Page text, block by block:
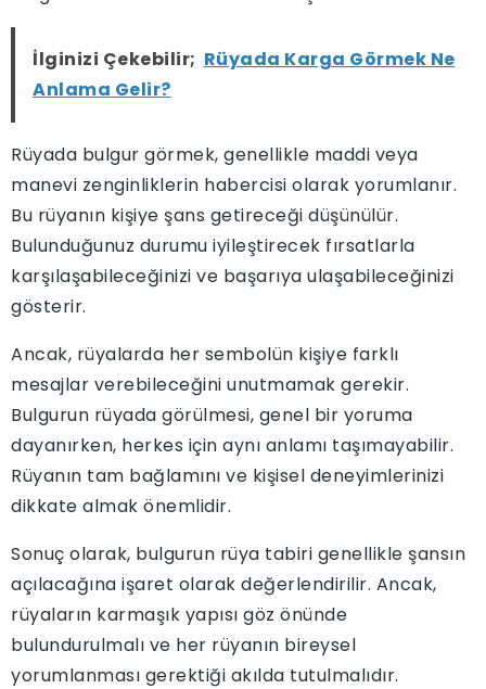
İlginizi Çekebilir; Rüyada Karga Görmek Ne
Anlama Gelir?
Rüyada bulgur görmek, genellikle maddi veya
manevi zenginliklerin habercisi olarak yorumlanır.
Bu rüyanın kişiye şans getireceği düşünülür.
Bulunduğunuz durumu iyileştirecek fırsatlarla
karşılaşabileceğinizi ve başarıya ulaşabileceğinizi
gösterir.
Ancak, rüyalarda her sembolün kişiye farklı
mesajlar verebileceğini unutmamak gerekir.
Bulgurun rüyada görülmesi, genel bir yoruma
dayanırken, herkes için aynı anlamı taşımayabilir.
Rüyanın tam bağlamını ve kişisel deneyimlerinizi
dikkate almak önemlidir.
Sonuç olarak, bulgurun rüya tabiri genellikle şansın
açılacağına işaret olarak değerlendirilir. Ancak,
rüyaların karmaşık yapısı göz önünde
bulundurulmalı ve her rüyanın bireysel
yorumlanması gerektiği akılda tutulmalıdır.